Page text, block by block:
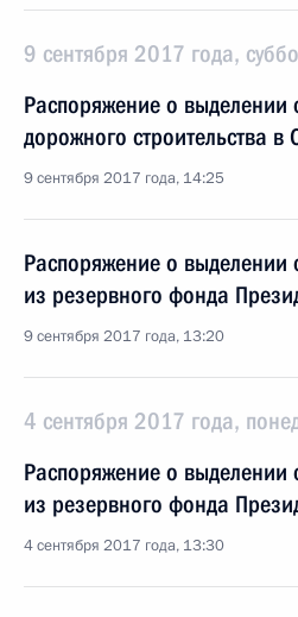
9 сентября 2017 года,
Распоряжение о выделении
дорожного строительства в
9 сентября 2017 года, 14:25
Распоряжение о выделении
из резервного фонда
9 сентября 2017 года, 13:20
4 сентября 2017 года,
Распоряжение о выделении
из резервного фонда
4 сентября 2017 года, 13:30